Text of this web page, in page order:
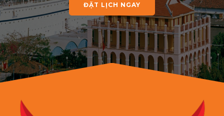
ĐẶT LỊCH NGAY